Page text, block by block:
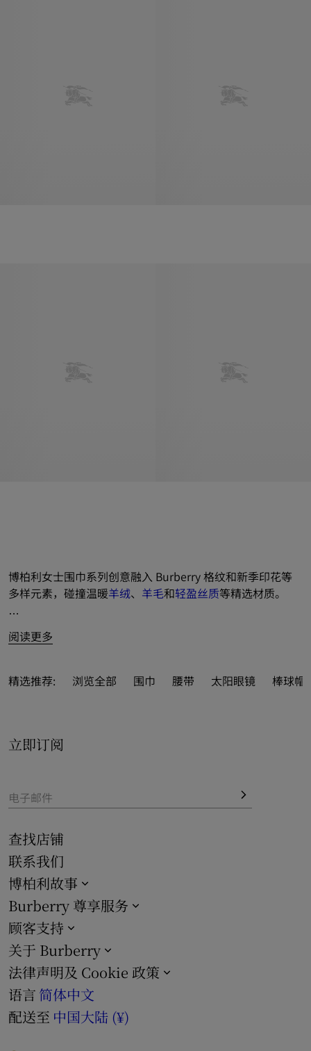
博柏利女士围巾系列创意融入 Burberry 格纹和新季印花等
多样元素，碰撞温暖羊绒、 羊毛和轻盈丝质等精选材质。
加至多 3 枚姓名缩写字母，缔造个人专属风范。
阅读更多
精选推荐: 浏览全部 围巾 腰带 太阳眼镜 棒球帽
立即订阅
电子邮件
查找店铺
联系我们
博柏利故事
Burberry 尊享服务
顾客支持
关于 Burberry
法律声明及 Cookie 政策
语言 简体中文
配送至 中国大陆 (¥)